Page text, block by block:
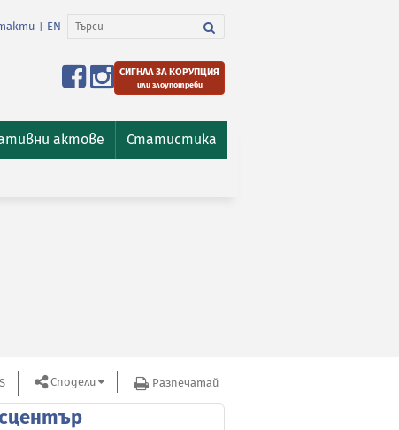
EN
СИГНАЛ ЗА КОРУПЦИЯ
или злоупотреби
актове Статистика
Сподели Разпечатай